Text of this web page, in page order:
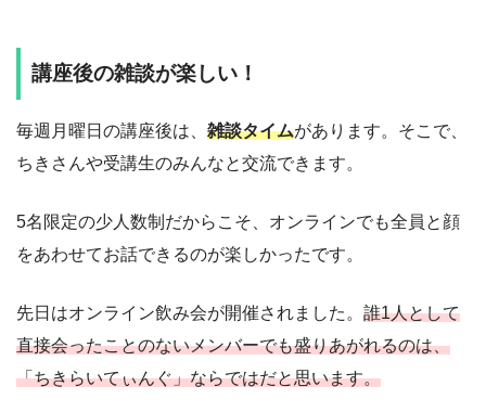
講座後の雑談が楽しい！
毎週月曜日の講座後は、 雑談タイムがあります。そこで、
ちきさんや受講生のみんなと交流できます。
5名限定の少人数制だからこそ、オンラインでも全員と顔
をあわせてお話できるのが楽しかったです。
先日はオンライン飲み会が開催されました。 誰1人として
直接会ったことのないメンバーでも盛りあがれるのは、
「ちきらいてぃんぐ」ならではだと思います。